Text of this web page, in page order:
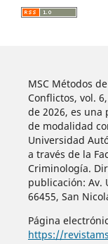
MSC Métodos
Conflictos, vol.
de 2026, es una
de modalidad
Universidad
a través de la
Criminología.
publicación: Av.
66455, San
Página
https://